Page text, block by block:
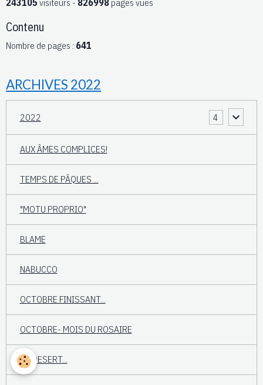
Contenu
Nombre de pages : 641
ARCHIVES 2022
2022 4
AUX ÂMES COMPLICES!
TEMPS DE PÂQUES ...
"MOTU PROPRIO"
BLAME
NABUCCO
OCTOBRE FINISSANT...
OCTOBRE- MOIS DU ROSAIRE
AU DESERT...